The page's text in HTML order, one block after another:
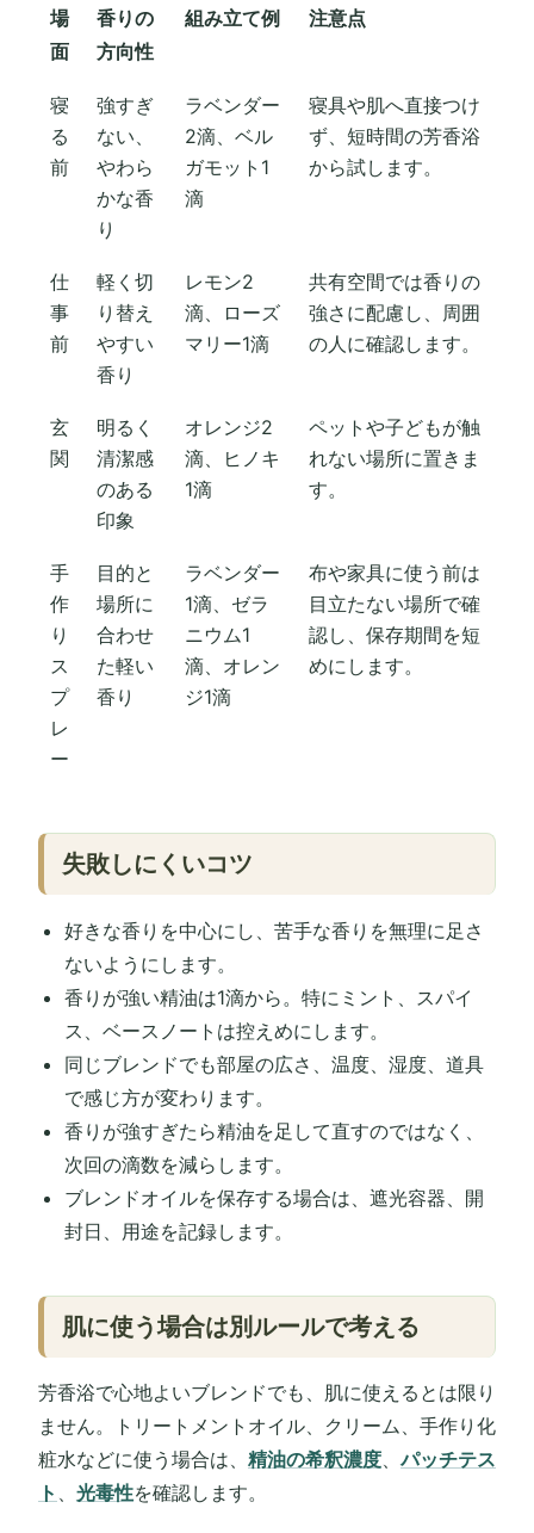
場
面
香りの
方向性
組み立て例 注意点
寝
る
前
強すぎ
ない、
やわら
かな香
り
ラベンダー
2滴、ベル
ガモット1
滴
寝具や肌へ直接つけ
ず、短時間の芳香浴
から試します。
仕
事
前
軽く切
り替え
やすい
香り
レモン2
滴、ローズ
マリー1滴
共有空間では香りの
強さに配慮し、周囲
の人に確認します。
玄
関
明るく
清潔感
のある
印象
オレンジ2
滴、ヒノキ
1滴
ペットや子どもが触
れない場所に置きま
す。
手
作
り
ス
プ
レ
ー
目的と
場所に
合わせ
た軽い
香り
ラベンダー
1滴、ゼラ
ニウム1
滴、オレン
ジ1滴
布や家具に使う前は
目立たない場所で確
認し、保存期間を短
めにします。
失敗しにくいコツ
好きな香りを中心にし、苦手な香りを無理に足さ
ないようにします。
香りが強い精油は1滴から。特にミント、スパイ
ス、ベースノートは控えめにします。
同じブレンドでも部屋の広さ、温度、湿度、道具
で感じ方が変わります。
香りが強すぎたら精油を足して直すのではなく、
次回の滴数を減らします。
ブレンドオイルを保存する場合は、遮光容器、開
封日、用途を記録します。
肌に使う場合は別ルールで考える
芳香浴で心地よいブレンドでも、肌に使えるとは限り
ません。トリートメントオイル、クリーム、手作り化
粧水などに使う場合は、 精油の希釈濃度、パッチテス
ト 、 光毒性を確認します。